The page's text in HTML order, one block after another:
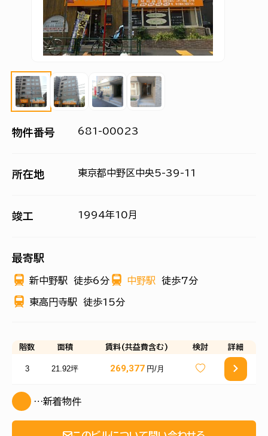
物件番号 681-00023
所在地 東京都中野区中央5-39-11
竣工 1994年10月
最寄駅
新中野駅 徒歩6分 中野駅 徒歩7分
東高円寺駅 徒歩15分
階数 面積 賃料(共益費含む) 検討 詳細
3 21.92坪 269,377 円/月
…新着物件